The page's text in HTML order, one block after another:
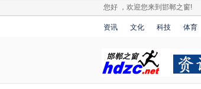
您好 ，欢迎您来到邯郸之窗!
资讯 文化 科技 体育